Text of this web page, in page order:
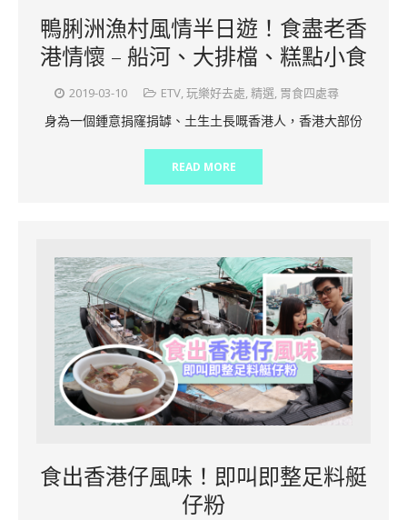
鴨脷洲漁村風情半日遊！食盡老香
港情懷 – 船河、大排檔、糕點小食
2019-03-10 ETV,玩樂好去處,精選, 胃食四處尋
身為一個鍾意捐窿捐罅、土生土長嘅香港人，香港大部份
READ MORE
食出香港仔風味！即叫即整足料艇
仔粉